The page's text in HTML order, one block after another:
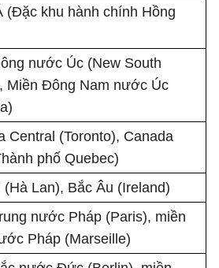
(Đặc khu hành chính Hồng
nước Úc (New South
Miền Đông Nam nước Úc
Central (Toronto), Canada
phố Quebec)
(Hà Lan), Bắc Âu (Ireland)
nước Pháp (Paris), miền
Pháp (Marseille)